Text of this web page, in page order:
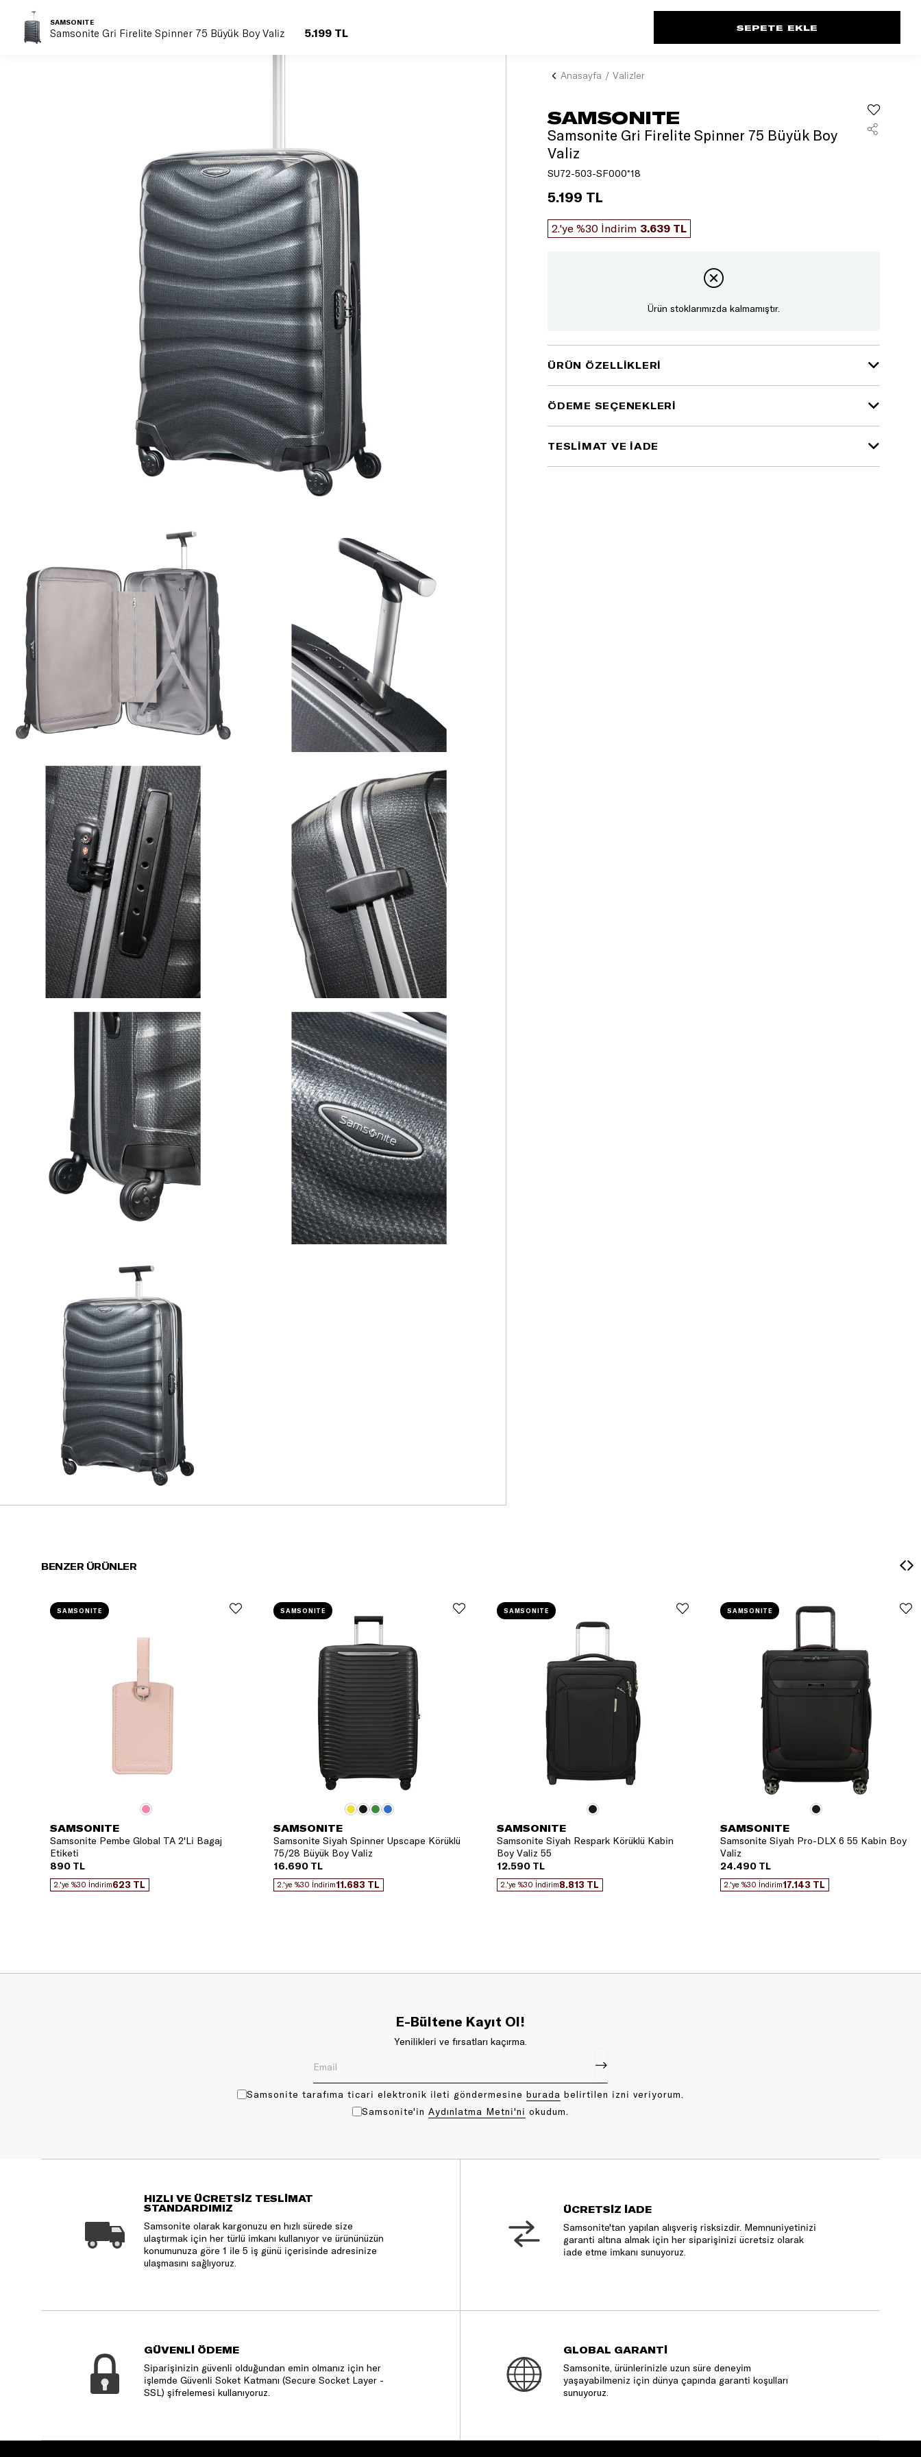
Anasayfa Valizler
SAMSONITE
Samsonite Gri Firelite Spinner 75 Büyük Boy
Valiz
SU72-503-SF000*18
5.199 TL
2.'ye %30 İndirim 3.639 TL
Ürün stoklarımızda kalmamıştır.
ÜRÜN ÖZELLIKLERI
ÖDEME SEÇENEKLERI
TESLİMAT VE İADE
BENZER ÜRÜNLER
SAMSONITE
Samsonite Pembe Global TA 2'Li Bagaj
Etiketi
890 TL
2.'ye %30 İndirim623 TL
SAMSONITE
SAMSONITE
Samsonite Siyah Spinner Upscape Körüklü
75/28 Büyük Boy Valiz
16.690 TL
2.'ye %30 İndirim11.683 TL
SAMSONITE
SAMSONITE
Samsonite Siyah Respark Körüklü Kabin
Boy Valiz 55
12.590 TL
2.'ye %30 İndirim8.813 TL
SAMSONITE
SAMSONITE
Samsonite Siyah Pro-DLX 6 55 Kabin Boy
Valiz
24.490 TL
2.'ye %30 İndirim17.143 TL
SAMSONITE
E-Bültene Kayıt Ol!
Yenilikleri ve fırsatları kaçırma.
Samsonite tarafıma ticari elektronik ileti göndermesine bu rada belirtilen izni veriyorum.
Samsonite'in Aydınlatma Metni'ni okudum.
HIZLI VE ÜCRETSİZ TESLİMAT
STANDARDIMIZ
Samsonite olarak kargonuzu en hızlı sürede size
ulaştırmak için her türlü imkanı kullanıyor ve ürününüzün
konumunuza göre 1 ile 5 iş günü içerisinde adresinize
ulaşmasını sağlıyoruz.
ÜCRETSİZ İADE
Samsonite'tan yapılan alışveriş risksizdir. Memnuniyetinizi
garanti altına almak için her siparişinizi ücretsiz olarak
iade etme imkanı sunuyoruz.
GÜVENLİ ÖDEME
Siparişinizin güvenli olduğundan emin olmanız için her
işlemde Güvenli Soket Katmanı (Secure Socket Layer -
SSL) şifrelemesi kullanıyoruz.
GLOBAL GARANTİ
Samsonite, ürünlerinizle uzun süre deneyim
yaşayabilmeniz için dünya çapında garanti koşulları
sunuyoruz.
SAMSONITE
Samsonite Gri Firelite Spinner 75 Büyük Boy Valiz 5.199 TL